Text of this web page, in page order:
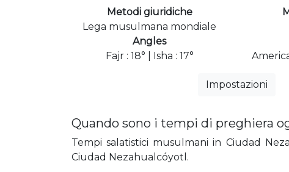
Metodi giuridiche
Lega musulmana mondiale
Angles
Fajr : 18° | Isha : 17°
Impostazioni
Quando sono i tempi di preghiera
Tempi salatistici musulmani in Ciudad
Ciudad Nezahualcóyotl.